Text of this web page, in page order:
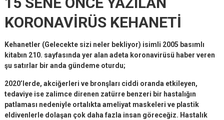
KORONAVİRÜS KEHANETİ
Kehanetler (Gelecekte sizi neler bekliyor) isimli 2005 basımlı
kitabın 210. sayfasında yer alan adeta koronavirüsü haber veren
şu satırlar bir anda gündeme oturdu;
2020’lerde, akciğerleri ve bronşları ciddi oranda etkileyen,
tedaviye ise zalimce direnen zatürre benzeri bir hastalığın
patlaması nedeniyle ortalıkta ameliyat maskeleri ve plastik
eldivenlerle dolaşan çok daha fazla insan göreceğiz. Hastalık